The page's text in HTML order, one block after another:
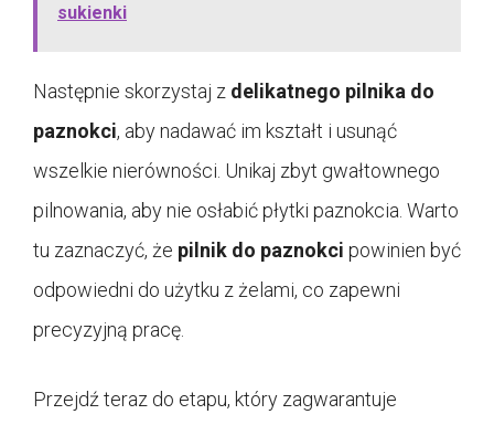
sukienki
Następnie skorzystaj z delikatnego pilnika do
paznokci, aby nadawać im kształt i usunąć
wszelkie nierówności. Unikaj zbyt gwałtownego
pilnowania, aby nie osłabić płytki paznokcia. Warto
tu zaznaczyć, że pilnik do paznokci powinien być
odpowiedni do użytku z żelami, co zapewni
precyzyjną pracę.
Przejdź teraz do etapu, który zagwarantuje